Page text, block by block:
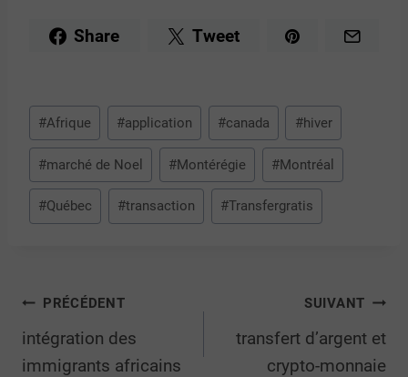
Share Tweet
#Afrique #application #canada #hiver
#marché de Noel #Montérégie #Montréal
#Québec #transaction #Transfergratis
PRÉCÉDENT
intégration des
immigrants africains
SUIVANT
transfert d’argent et
crypto-monnaie